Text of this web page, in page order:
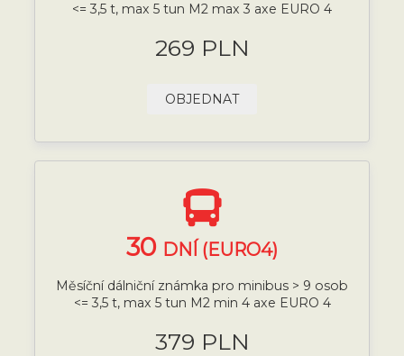
<= 3,5 t, max 5 tun M2 max 3 axe EURO 4
269 PLN
OBJEDNAT
30 DNÍ (EURO4)
Měsíční dálniční známka pro minibus > 9 osob
<= 3,5 t, max 5 tun M2 min 4 axe EURO 4
379 PLN